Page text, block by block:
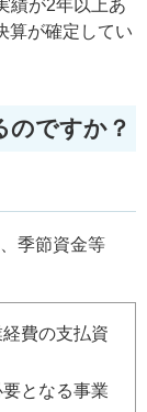
績が2年以上あ
算が確定してい
のですか？
季節資金等
費の支払資
となる事業